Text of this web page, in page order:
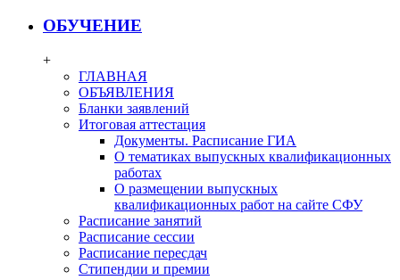
ОБУЧЕНИЕ
+
ГЛАВНАЯ
ОБЪЯВЛЕНИЯ
Бланки заявлений
Итоговая аттестация
Документы. Расписание ГИА
О тематиках выпускных квалификационных
работах
О размещении выпускных
квалификационных работ на сайте СФУ
Расписание занятий
Расписание сессии
Расписание пересдач
Стипендии и премии